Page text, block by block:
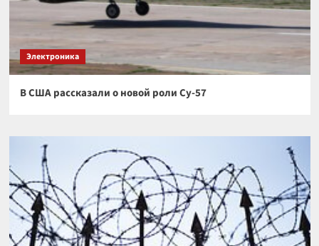
Электроника
В США рассказали о новой роли Су-57